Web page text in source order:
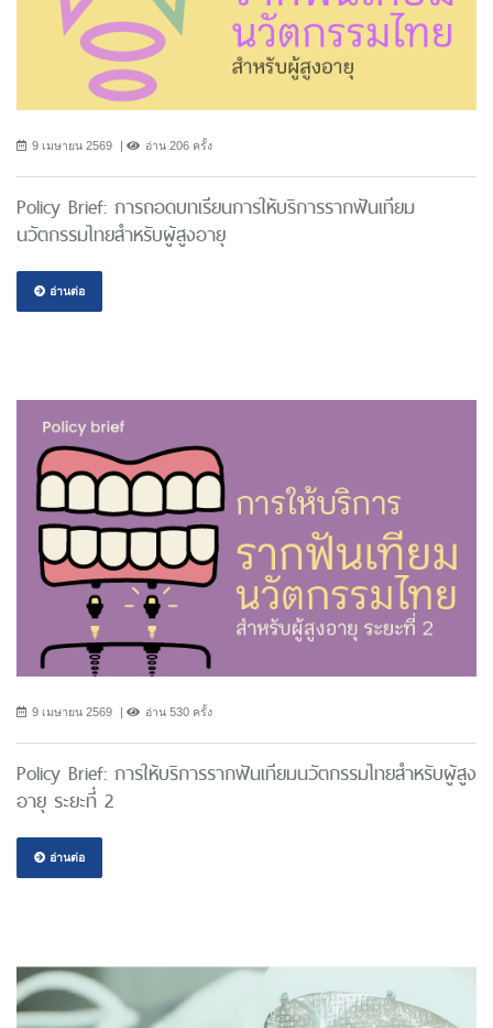
9 เมษายน 2569 อ่าน 206 ครั้ง
Policy Brief: การถอดบทเรียนการให้บริการรากฟันเทียม
นวัตกรรมไทยสำหรับผู้สูงอายุ
อ่านต่อ
9 เมษายน 2569 อ่าน 530 ครั้ง
Policy Brief: การให้บริการรากฟันเทียมนวัตกรรมไทยสำหรับผู้สูง
อายุ ระยะที่ 2
อ่านต่อ